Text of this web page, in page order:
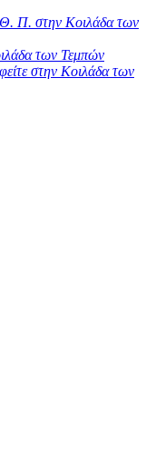
Π. στην Κοιλάδα των
των Τεμπών
στην Κοιλάδα των